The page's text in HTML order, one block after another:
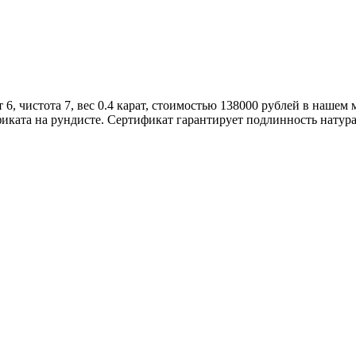
чистота 7, вес 0.4 карат, стоимостью 138000 рублей в нашем
на рундисте. Сертификат гарантирует подлинность